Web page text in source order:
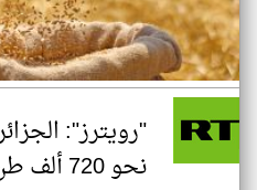
"رويترز":
نحو 720 ألف طن من القمح